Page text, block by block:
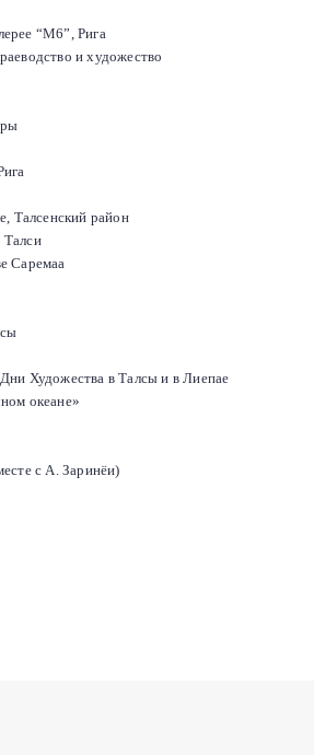
“M6”, Рига
и художество
Талсенский район
Талси
Саремаа
Художества в Талсы и в Лиепае
океане»
с А. Заринёи)